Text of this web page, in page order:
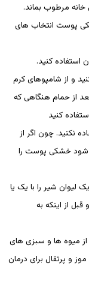
مرطوب بماند.
پوست انتخاب های
کنید.
و از شامپوهای کرم
از حمام هنگاهی که
کنید
نکنید. چون اگر از
شود خشکی پوست را
شیر را با یک یا
از اینکه به
غذایی از میوه ها و سبزی های
و پرتقال برای درمان